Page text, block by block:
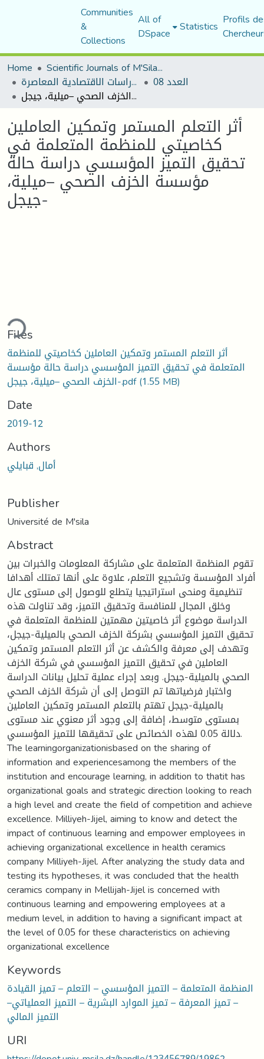
Communities
&
Collections
All of
DSpace Statistics Profils
Home
Scientific Journals of M'Sila University
مجلة الدراسات الاقتصادية المعاصرة العدد 08
أثر التعلم المستمر وتمكين العاملين كخاصيتي للمنظمة المتعلمة في تحقيق التميز المؤسسي دراسة حالة مؤسسة الخزف الصحي –ميلية، جيجل-
أثر التعلم المستمر وتمكين العاملين
كخاصيتي للمنظمة المتعلمة في
تحقيق التميز المؤسسي دراسة حالة
مؤسسة الخزف الصحي –ميلية،
جيجل-
Files
أثر التعلم المستمر وتمكين العاملين كخاصيتي للمنظمة
المتعلمة في تحقيق التميز المؤسسي دراسة حالة مؤسسة
الخزف الصحي –ميلية، جيجل-.pdf(1.55 MB)
Date
2019-12
Authors
أمال, قبايلي
Publisher
Université de M'sila
Abstract
تقوم المنظمة المتعلمة على مشاركة المعلومات والخبرات بين
أفراد المؤسسة وتشجيع التعلم، علاوة على أنها تمتلك أهدافا
تنظيمية ومنحى استراتيجيا يتطلع للوصول إلى مستوى عال
وخلق المجال للمنافسة وتحقيق التميز، وقد تناولت هذه
الدراسة موضوع أثر خاصيتين مهمتين للمنظمة المتعلمة في
تحقيق التميز المؤسسي بشركة الخزف الصحي بالميلية-جيجل،
وتهدف إلى معرفة والكشف عن أثر التعلم المستمر وتمكين
العاملين في تحقيق التميز المؤسسي في شركة الخزف
الصحي بالميلية-جيجل. وبعد إجراء عملية تحليل بيانات الدراسة
واختبار فرضياتها تم التوصل إلى أن شركة الخزف الصحي
بالميلية-جيجل تهتم بالتعلم المستمر وتمكين العاملين
بمستوى متوسط، إضافة إلى وجود أثر معنوي عند مستوى
دلالة 0.05 لهذه الخصائص على تحقيقها للتميز المؤسسي.
The learningorganizationisbased on the sharing of
information and experiencesamong the members of the
institution and encourage learning, in addition to thatit has
organizational goals and strategic direction looking to reach
a high level and create the field of competition and achieve
excellence. Milliyeh-Jijel, aiming to know and detect the
impact of continuous learning and empower employees in
achieving organizational excellence in health ceramics
company Milliyeh-Jijel. After analyzing the study data and
testing its hypotheses, it was concluded that the health
ceramics company in Mellijah-Jijel is concerned with
continuous learning and empowering employees at a
medium level, in addition to having a significant impact at
the level of 0.05 for these characteristics on achieving
organizational excellence
Keywords
المنظمة المتعلمة – التميز المؤسسي – التعلم – تميز القيادة
– تميز المعرفة – تميز الموارد البشرية – التميز العملياتي–
التميز المالي
URI